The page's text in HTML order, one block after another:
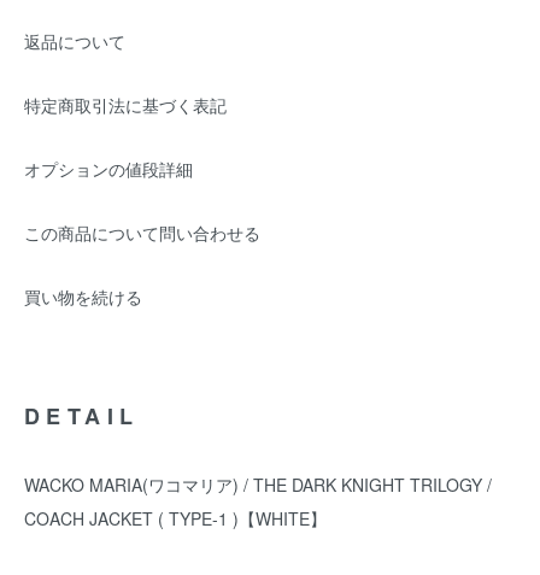
返品について
特定商取引法に基づく表記
オプションの値段詳細
この商品について問い合わせる
買い物を続ける
DETAIL
WACKO MARIA(ワコマリア) / THE DARK KNIGHT TRILOGY /
COACH JACKET ( TYPE-1 )【WHITE】